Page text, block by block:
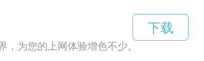
为您的上网体验增色不少。
下载